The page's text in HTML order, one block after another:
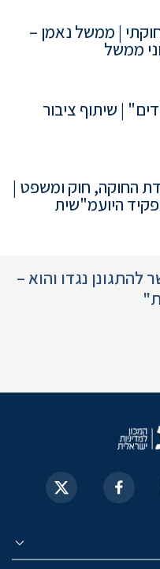
| ממשל נאמן –
ממשל
| שיתוף ציבור
החוקה, חוק ומשפט |
היועמ"שית
נגדו והוא –